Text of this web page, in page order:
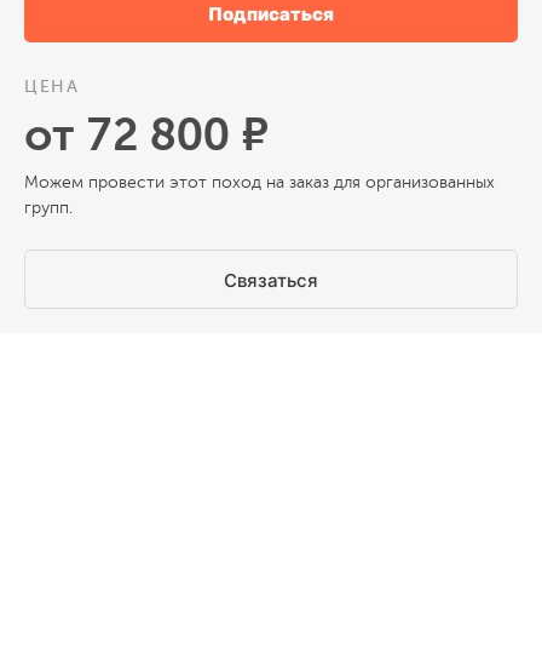
Подписаться
ЦЕНА
от 72 800 ₽
Можем провести этот поход на заказ для организованных
групп.
Связаться